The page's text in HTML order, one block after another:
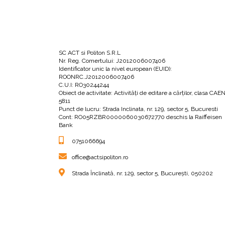
apariția civilizației umane, acum 10.000 de
Din păcate, și în lumea insectelor se
greutatea totală a insectelor capturate zilnic
declinul fluturilor, un fenomen care se face
Autorul atrage atenția în această secțiune a
fapt este confirmat și de activitatea Uniunii
raportează riscul de dispariție al unor specii.
evalueze până în prezent doar 0,8% din
organizație a ajuns la concluzia că
martorii celei mai mari extincții de pe
SC ACT si Politon S.R.L
Nr. Reg. Comertului: J2012006007406
Identificator unic la nivel european (EUID):
ROONRC.J2012006007406
C.U.I: RO30244244
Obiect de activitate: Activităţi de editare a cărţilor, clasa CAEN
5811
Punct de lucru: Strada Inclinata, nr. 129, sector 5, Bucuresti
Cont: RO05RZBR0000060030672770 deschis la Raiffeisen
Bank
0751066694
office@actsipoliton.ro
Strada Înclinată, nr. 129, sector 5, București, 050202